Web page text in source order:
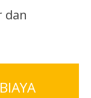
dan